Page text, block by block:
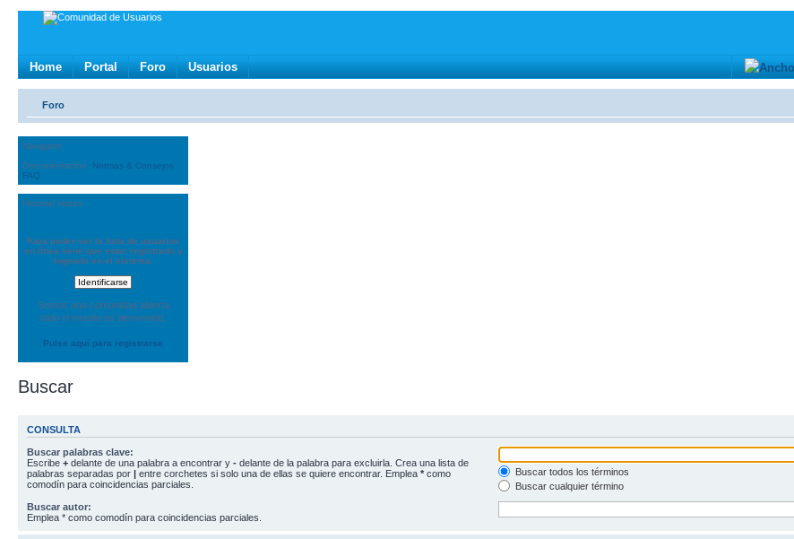
Home Portal Foro Usuarios
Foro
Navigator
Documentación
Normas & Consejos
FAQ
Historial visitas
Para poder ver la lista de usuarios
en línea tiene que estar registrado y
logeado en el sistema.
Somos una comunidad abierta
todo el mundo es bienvenido.
Pulse aquí para registrarse
Buscar
CONSULTA
Buscar palabras clave:
Escribe + delante de una palabra a encontrar y - delante de la palabra para excluirla. Crea una lista de
palabras separadas por | entre corchetes si solo una de ellas se quiere encontrar. Emplea * como
comodín para coincidencias parciales.
Buscar todos los términos
Buscar cualquier término
Buscar autor:
Emplea * como comodín para coincidencias parciales.